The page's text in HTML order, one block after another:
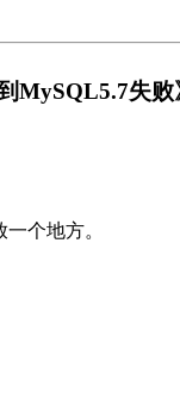
MySQL5.7失
个地方。